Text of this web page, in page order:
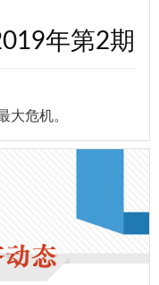
年第2期
大危机。